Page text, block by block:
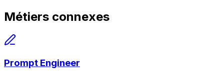
Métiers connexes
Prompt Engineer